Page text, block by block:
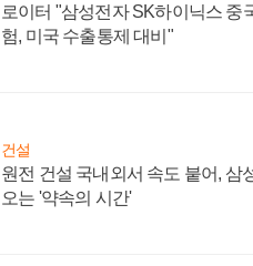
로이터 "삼성전자 SK하이닉스 중
험, 미국 수출통제 대비"
건설
원전 건설 국내외서 속도 붙어, 삼
오는 '약속의 시간'